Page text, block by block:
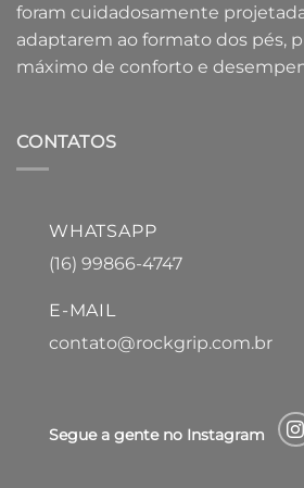
foram cuidadosamente
adaptarem ao formato dos pés,
máximo de conforto e
CONTATOS
WHATSAPP
(16) 99866-4747
E-MAIL
contato@rockgrip.com.br
Segue a gente no Instagram